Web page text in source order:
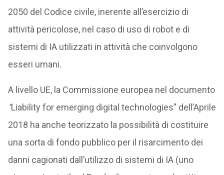
2050 del Codice civile, inerente all’esercizio di
attività pericolose, nel caso di uso di robot e di
sistemi di IA utilizzati in attività che coinvolgono
esseri umani.
A livello UE, la Commissione europea nel documento
“Liability for emerging digital technologies” dell’Aprile
2018 ha anche teorizzato la possibilità di costituire
una sorta di fondo pubblico per il risarcimento dei
danni cagionati dall’utilizzo di sistemi di IA (uno